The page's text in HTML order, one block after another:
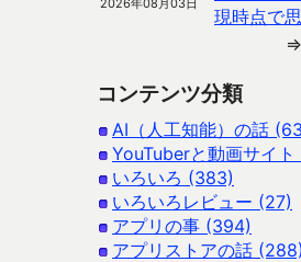
2026年08月03日
現時点で
⇒
コンテンツ分類
AI（人工知能）の話
YouTuberと動画サイト
いろいろ (383)
いろいろレビュー (27)
アプリの事 (394)
アプリストアの話 (288)